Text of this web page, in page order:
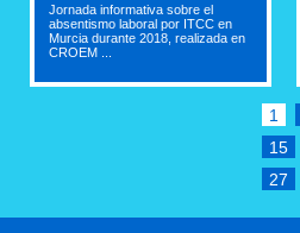
Jornada informativa sobre el
absentismo laboral por ITCC en
Murcia durante 2018, realizada en
CROEM ...
1
15
27